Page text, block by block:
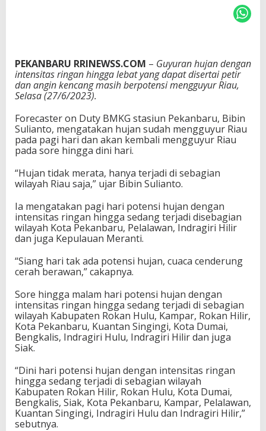
u
y
u
r
e
b
a
g
a
n
W
i
l
a
y
h
R
i
u
PEKANBARU RRINEWSS.COM – Guyuran hujan dengan
intensitas ringan hingga lebat yang dapat disertai petir
dan angin kencang masih berpotensi mengguyur Riau,
Selasa (27/6/2023).
Forecaster on Duty BMKG stasiun Pekanbaru, Bibin
Sulianto, mengatakan hujan sudah mengguyur Riau
pada pagi hari dan akan kembali mengguyur Riau
pada sore hingga dini hari.
“Hujan tidak merata, hanya terjadi di sebagian
wilayah Riau saja,” ujar Bibin Sulianto.
Ia mengatakan pagi hari potensi hujan dengan
intensitas ringan hingga sedang terjadi disebagian
wilayah Kota Pekanbaru, Pelalawan, Indragiri Hilir
dan juga Kepulauan Meranti.
“Siang hari tak ada potensi hujan, cuaca cenderung
cerah berawan,” cakapnya.
Sore hingga malam hari potensi hujan dengan
intensitas ringan hingga sedang terjadi di sebagian
wilayah Kabupaten Rokan Hulu, Kampar, Rokan Hilir,
Kota Pekanbaru, Kuantan Singingi, Kota Dumai,
Bengkalis, Indragiri Hulu, Indragiri Hilir dan juga
Siak.
“Dini hari potensi hujan dengan intensitas ringan
hingga sedang terjadi di sebagian wilayah
Kabupaten Rokan Hilir, Rokan Hulu, Kota Dumai,
Bengkalis, Siak, Kota Pekanbaru, Kampar, Pelalawan,
Kuantan Singingi, Indragiri Hulu dan Indragiri Hilir,”
sebutnya.